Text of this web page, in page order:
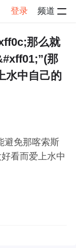
登录 频道
那么就
那
水中自己的
避免那喀索斯
看而爱上水中